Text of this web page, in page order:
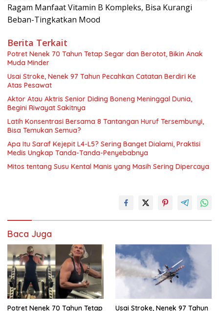
Ragam Manfaat Vitamin B Kompleks, Bisa Kurangi
Beban-Tingkatkan Mood
Berita Terkait
Potret Nenek 70 Tahun Tetap Segar dan Berotot, Bikin Anak
Muda Minder
Usai Stroke, Nenek 97 Tahun Pecahkan Catatan Berdiri Ke
Atas Pesawat
Aktor Atau Aktris Senior Diding Boneng Meninggal Dunia,
Begini Riwayat Sakitnya
Latih Konsentrasi Bersama 8 Tantangan Huruf Tersembunyi,
Bisa Temukan Semua?
Apa Itu Saraf Kejepit L4-L5? Sering Banget Dialami, Praktisi
Medis Ungkap Tanda-Tanda-Penyebabnya
Mitos tentang Susu Kental Manis yang Masih Sering Dipercaya
Baca Juga
Potret Nenek 70 Tahun Tetap Usai Stroke, Nenek 97 Tahun